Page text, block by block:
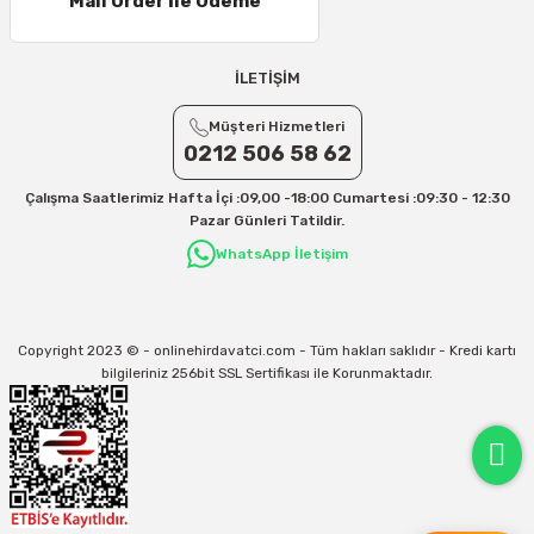
Yurtiçi Kargo için 30 Desi sonrası her +1 Desi: 13 TL
Aras Kargo için 30 Desi sonrası her +1 Desi: 17 TL
Kargo ve teslimat süreçleriyle ilgili tüm sorularınız için bizimle iletişime
31/12/2026 Tarihine Kadar Geçerlidir
İLETİŞİM
Müşteri Hizmetleri
0212 506 58 62
Çalışma Saatlerimiz Hafta İçi :09,00 -18:00 Cumartesi :09:30 - 12:30
Pazar Günleri Tatildir.
WhatsApp İletişim
Copyright 2023 © - onlinehirdavatci.com - Tüm hakları saklıdır - Kredi kartı
bilgileriniz 256bit SSL Sertifikası ile Korunmaktadır.